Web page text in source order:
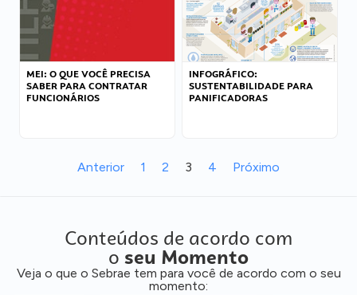
MEI: O QUE VOCÊ PRECISA
SABER PARA CONTRATAR
FUNCIONÁRIOS
INFOGRÁFICO:
SUSTENTABILIDADE PARA
PANIFICADORAS
Anterior 1 2 3 4 Próximo
Conteúdos de acordo com
o seu Momento
Veja o que o Sebrae tem para você de acordo com o seu
momento: